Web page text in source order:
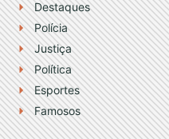
Destaques
Polícia
Justiça
Política
Esportes
Famosos